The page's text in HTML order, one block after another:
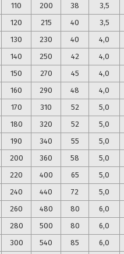
110 200 38 3,5
120 215 40 3,5
130 230 40 4,0
140 250 42 4,0
150 270 45 4,0
160 290 48 4,0
170 310 52 5,0
180 320 52 5,0
190 340 55 5,0
200 360 58 5,0
220 400 65 5,0
240 440 72 5,0
260 480 80 6,0
280 500 80 6,0
300 540 85 6,0